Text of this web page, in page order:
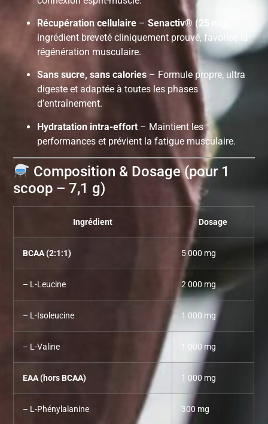
Récupération cellulaire –Senactiv® (25 mg)
ingrédient breveté cliniquement prouvé, favorise la
régénération musculaire.
Sans sucre, sans calories – Formule propre, ultra
digeste et adaptée à toutes les phases
d’entraînement.
Hydratation intra-effort – Maintient les
performances et prévient la fatigue musculaire.
Composition & Dosage (pour 1
scoop – 7,1 g)
Ingrédient Dosage
BCAA (2:1:1) 5 000 mg
– L-Leucine 2 000 mg
– L-Isoleucine 1 000 mg
– L-Valine 1 000 mg
EAA (hors BCAA) 1 000 mg
– L-Phénylalanine 300 mg